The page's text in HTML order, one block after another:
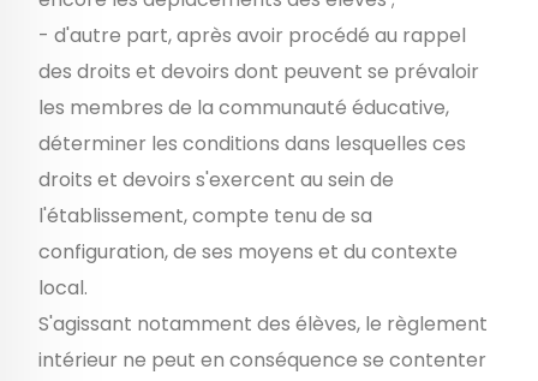
- d'autre part, après avoir procédé au rappel
des droits et devoirs dont peuvent se prévaloir
les membres de la communauté éducative,
déterminer les conditions dans lesquelles ces
droits et devoirs s'exercent au sein de
l'établissement, compte tenu de sa
configuration, de ses moyens et du contexte
local.
S'agissant notamment des élèves, le règlement
intérieur ne peut en conséquence se contenter